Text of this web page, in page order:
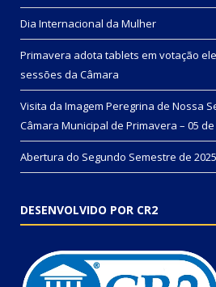
Dia Internacional da Mulher
Primavera adota tablets em votação
sessões da Câmara
Visita da Imagem Peregrina de Nossa
Câmara Municipal de Primavera – 05
Abertura do Segundo Semestre de 2025
DESENVOLVIDO POR CR2